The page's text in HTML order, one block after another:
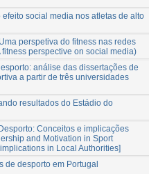
social media nos atletas de alto
perspetiva do fitness nas redes
perspective on social media)
análise das dissertações de
a partir de três universidades
resultados do Estádio do
Conceitos e implicações
and Motivation in Sport
in Local Authorities]
de desporto em Portugal